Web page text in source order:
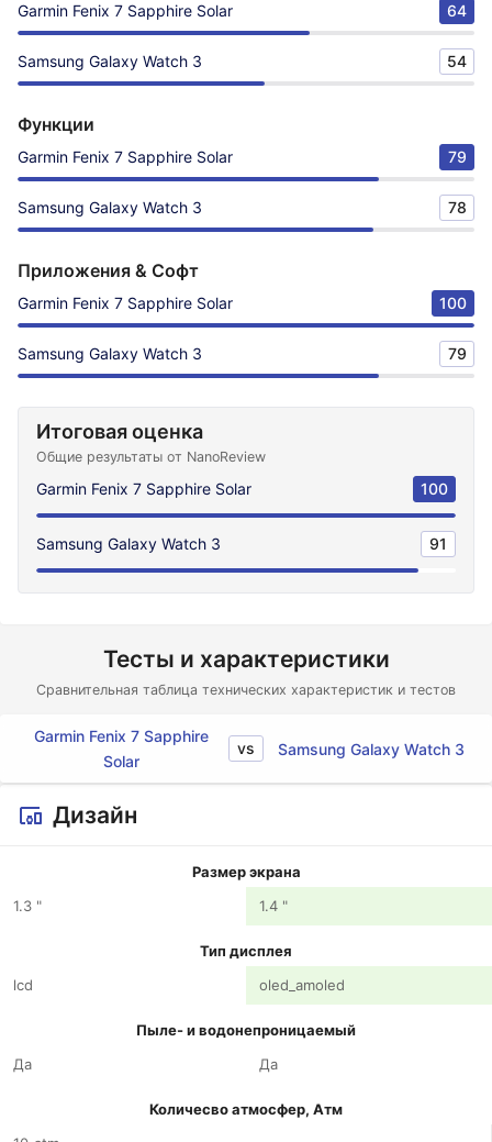
Garmin Fenix 7 Sapphire Solar 64
Samsung Galaxy Watch 3 54
Функции
Garmin Fenix 7 Sapphire Solar 79
Samsung Galaxy Watch 3 78
Приложения & Софт
Garmin Fenix 7 Sapphire Solar 100
Samsung Galaxy Watch 3 79
Итоговая оценка
Общие результаты от NanoReview
Garmin Fenix 7 Sapphire Solar 100
Samsung Galaxy Watch 3 91
Тесты и характеристики
Сравнительная таблица технических характеристик и тестов
Garmin Fenix 7 Sapphire
Solar
vs Samsung Galaxy Watch 3
Дизайн
Размер экрана
1.3 "
1.4 "
Тип дисплея
lcd
oled_amoled
Пыле- и водонепроницаемый
Да
Да
Количесво атмосфер, Атм